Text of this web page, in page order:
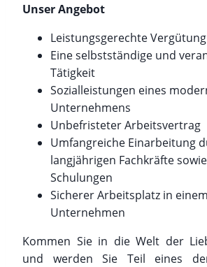
Unser Angebot
Leistungsgerechte Vergütung
Eine selbstständige und
Tätigkeit
Sozialleistungen eines
Unternehmens
Unbefristeter Arbeitsvertrag
Umfangreiche Einarbeitung
langjährigen Fachkräfte
Schulungen
Sicherer Arbeitsplatz in
Unternehmen
Kommen Sie in die Welt der
und werden Sie Teil eines